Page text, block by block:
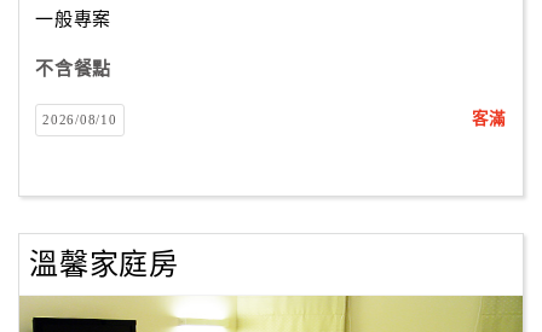
一般專案
不含餐點
2026/08/10 客滿
溫馨家庭房